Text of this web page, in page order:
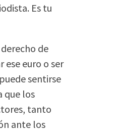
Es tu
de
ese euro o ser
sentirse
que los
tanto
ante los